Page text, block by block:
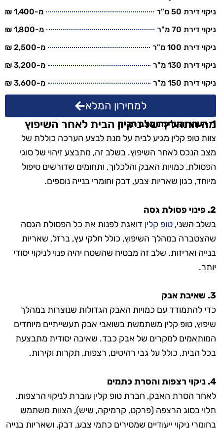
ניקוי דירת 50 מ"ר
מ-1,400 ₪
ניקוי דירת 70 מ"ר
מ-1,800 ₪
ניקוי דירת 100 מ"ר
מ-2,500 ₪
ניקוי דירת 130 מ"ר
מ-3,200 ₪
ניקוי דירת 150 מ"ר
מ-3,600 ₪
למחירון המלא
מה התהליך של ניקיון הבית לאחר השיפוץ
1. ייעוץ והערכת מצב הבית
צוות טופ קלין מגיע לבית על מנת לבצע הערכה כוללת של
מצב הנכס לאחר השיפוץ. בשלב זה, מתבצע זיהוי של סוגי
הפסולת, כמויות האבק והלכלוך, ותחומים שדורשים טיפול
מיוחד, כגון שאריות צבע, דבק וחומרי בנייה נוספים.
2. פינוי פסולת גסה
בשלב השני, טופ קלין דואגת לפנות את כל הפסולת הגסה
שהצטברה במהלך השיפוץ, כולל חלקי עץ, ברזל, שאריות
בנייה ואריזות. שלב זה מבטיח שהשטח יהיה פנוי לניקוי יסודי
יותר.
3. שאיבת אבק
כדי להתמודד עם כמויות האבק הגדולות שנוצרות במהלך
שיפוץ, טופ קלין משתמשת בשואבי אבק תעשייתיים מיוחדים
המותאמים למקרים של אבק כבד. שאיבה יסודית מתבצעת
בכל הבית, כולל על גבי רהיטים, רצפות, תקרות וקירות.
4. ניקוי רצפות והסרת כתמים
לאחר הסרת האבק, חברת טופ קלין עוברת לניקוי הרצפות.
תלוי בסוג הרצפה (פרקט, קרמיקה, שיש), הצוות משתמש
בחומרי ניקוי ייעודיים שמסירים כתמי צבע, דבק, ושאריות בנייה